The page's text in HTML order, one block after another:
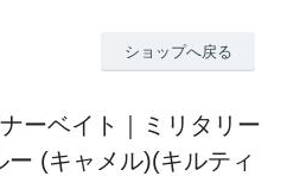
ショップへ戻る
ーベイト｜ミリタリー
(キャメル)(キルティ